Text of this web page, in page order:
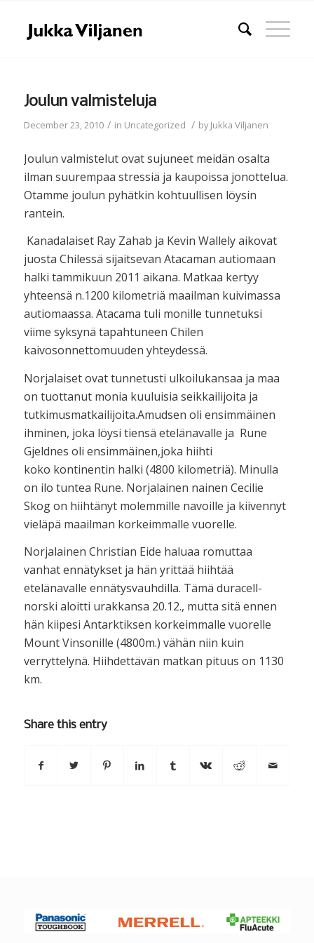
Joulun valmisteluja
December 23, 2010 / in Uncategorized / byJukka Viljanen
Joulun valmistelut ovat sujuneet meidän osalta
ilman suurempaa stressiä ja kaupoissa jonottelua.
Otamme joulun pyhätkin kohtuullisen löysin
rantein.
Kanadalaiset Ray Zahab ja Kevin Wallely aikovat
juosta Chilessä sijaitsevan Atacaman autiomaan
halki tammikuun 2011 aikana. Matkaa kertyy
yhteensä n.1200 kilometriä maailman kuivimassa
autiomaassa. Atacama tuli monille tunnetuksi
viime syksynä tapahtuneen Chilen
kaivosonnettomuuden yhteydessä.
Norjalaiset ovat tunnetusti ulkoilukansaa ja maa
on tuottanut monia kuuluisia seikkailijoita ja
tutkimusmatkailijoita.Amudsen oli ensimmäinen
ihminen, joka löysi tiensä etelänavalle ja Rune
Gjeldnes oli ensimmäinen,joka hiihti
koko kontinentin halki (4800 kilometriä). Minulla
on ilo tuntea Rune. Norjalainen nainen Cecilie
Skog on hiihtänyt molemmille navoille ja kiivennyt
vieläpä maailman korkeimmalle vuorelle.
Norjalainen Christian Eide haluaa romuttaa
vanhat ennätykset ja hän yrittää hiihtää
etelänavalle ennätysvauhdilla. Tämä duracell-
norski aloitti urakkansa 20.12., mutta sitä ennen
hän kiipesi Antarktiksen korkeimmalle vuorelle
Mount Vinsonille (4800m.) vähän niin kuin
verryttelynä. Hiihdettävän matkan pituus on 1130
km.
Share this entry